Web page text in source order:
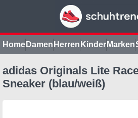
Home Damen Herren Kinder Marken
adidas Originals Lite
Sneaker (blau/weiß)